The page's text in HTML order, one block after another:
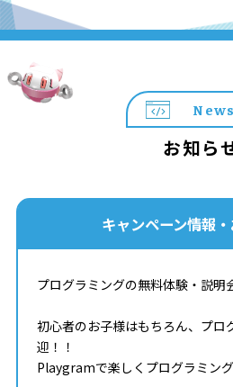
News
お知ら
キャンペーン情報
プログラミングの無料体験・説
初心者のお子様はもちろん、プロ
迎！！
Playgramで楽しくプログラミン